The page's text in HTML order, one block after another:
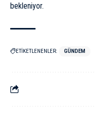
bekleniyor.
ETİKETLENENLER: GÜNDEM